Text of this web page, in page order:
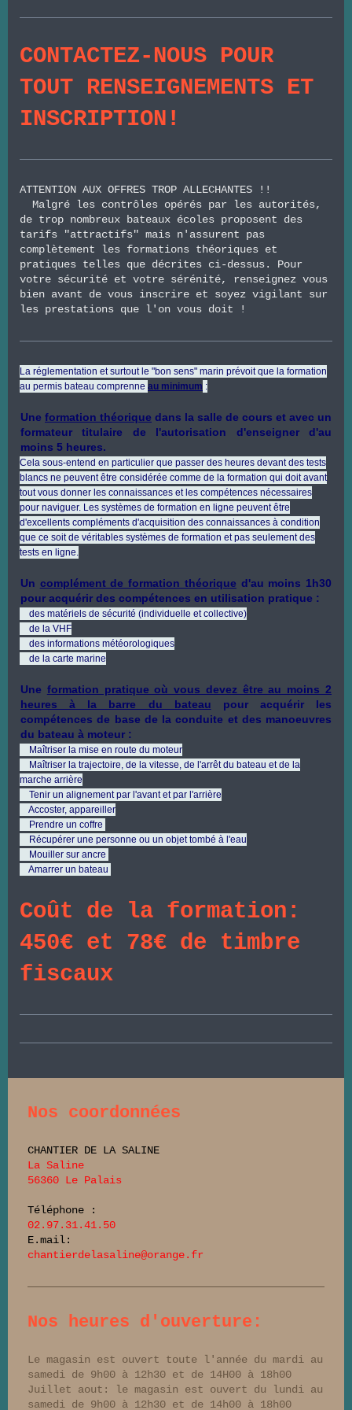
CONTACTEZ-NOUS POUR
TOUT RENSEIGNEMENTS ET
INSCRIPTION!
ATTENTION AUX OFFRES TROP ALLECHANTES !!
Malgré les contrôles opérés par les autorités,
de trop nombreux bateaux écoles proposent des
tarifs "attractifs" mais n'assurent pas
complètement les formations théoriques et
pratiques telles que décrites ci-dessus. Pour
votre sécurité et votre sérénité, renseignez vous
bien avant de vous inscrire et soyez vigilant sur
les prestations que l'on vous doit !
La réglementation et surtout le "bon sens" marin prévoit que la formation
au permis bateau comprenne au minimum :
Une formation théorique dans la salle de cours et avec un
formateur titulaire de l'autorisation d'enseigner d'au
moins 5 heures.
Cela sous-entend en particulier que passer des heures devant des tests
blancs ne peuvent être considérée comme de la formation qui doit avant
tout vous donner les connaissances et les compétences nécessaires
pour naviguer. Les systèmes de formation en ligne peuvent être
d'excellents compléments d'acquisition des connaissances à condition
que ce soit de véritables systèmes de formation et pas seulement des
tests en ligne.
Un complément de formation théorique d'au moins 1h30
pour acquérir des compétences en utilisation pratique :
des matériels de sécurité (individuelle et collective)
de la VHF
des informations météorologiques
de la carte marine
Une formation pratique où vous devez être au moins 2
heures à la barre du bateau pour acquérir les
compétences de base de la conduite et des manoeuvres
du bateau à moteur :
Maîtriser la mise en route du moteur
Maîtriser la trajectoire, de la vitesse, de l'arrêt du bateau et de la
marche arrière
Tenir un alignement par l'avant et par l'arrière
Accoster, appareiller
Prendre un coffre
Récupérer une personne ou un objet tombé à l'eau
Mouiller sur ancre
Amarrer un bateau
Coût de la formation:
450€ et 78€ de timbre
fiscaux
Nos coordonnées
CHANTIER DE LA SALINE
La Saline
56360 Le Palais
Téléphone :
02.97.31.41.50
E.mail:
chantierdelasaline@orange.fr
Nos heures d'ouverture:
Le magasin est ouvert toute l'année du mardi au
samedi de 9h00 à 12h30 et de 14H00 à 18h00
Juillet aout: le magasin est ouvert du lundi au
samedi de 9h00 à 12h30 et de 14h00 à 18h00